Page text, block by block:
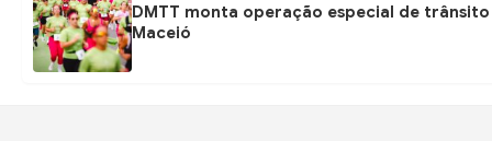
DMTT monta operação especial de
Maceió